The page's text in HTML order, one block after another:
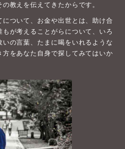
教えを伝えてきたからです。
ついて、お金や出世とは、助け合
が考えることがらについて、いろ
の言葉、たまに喝をいれるような
をあなた自身で探してみてはいか